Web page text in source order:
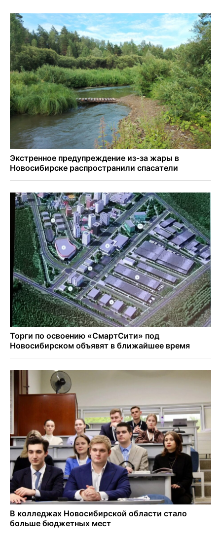
Знаменитый орангутан Бату отметил юбилей в
новосибирском зоопарке
Новосибирские хирурги спасли сердце восьмиклассницы
с донорским клапаном